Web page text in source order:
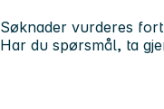
Søknader vurderes
Har du spørsmål, ta